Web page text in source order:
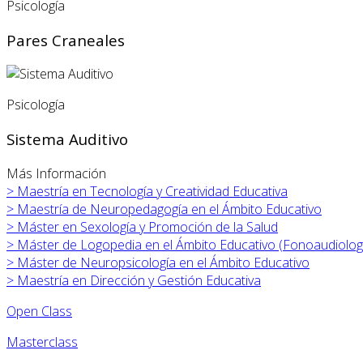
Psicología
Pares Craneales
Psicología
Sistema Auditivo
Más Información
> Maestría en Tecnología y Creatividad Educativa
> Maestría de Neuropedagogía en el Ámbito Educativo
> Máster en Sexología y Promoción de la Salud
> Máster de Logopedia en el Ámbito Educativo
> Máster de Neuropsicología en el Ámbito Educativo
> Maestría en Dirección y Gestión Educativa
Open Class
Masterclass